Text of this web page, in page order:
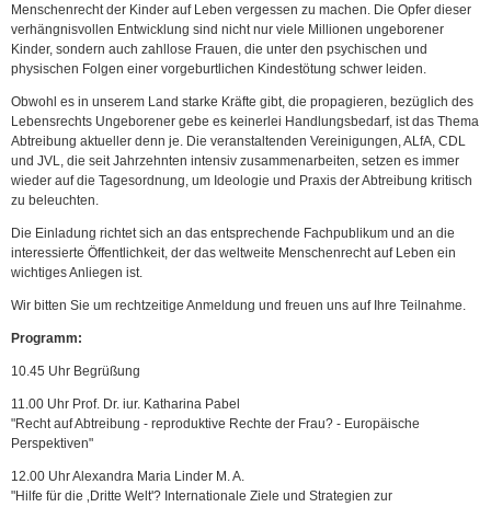
Menschenrecht der Kinder auf Leben vergessen zu machen. Die Opfer dieser
verhängnisvollen Entwicklung sind nicht nur viele Millionen ungeborener
Kinder, sondern auch zahllose Frauen, die unter den psychischen und
physischen Folgen einer vorgeburtlichen Kindestötung schwer leiden.
Obwohl es in unserem Land starke Kräfte gibt, die propagieren, bezüglich des
Lebensrechts Ungeborener gebe es keinerlei Handlungsbedarf, ist das Thema
Abtreibung aktueller denn je. Die veranstaltenden Vereinigungen, ALfA, CDL
und JVL, die seit Jahrzehnten intensiv zusammenarbeiten, setzen es immer
wieder auf die Tagesordnung, um Ideologie und Praxis der Abtreibung kritisch
zu beleuchten.
Die Einladung richtet sich an das entsprechende Fachpublikum und an die
interessierte Öffentlichkeit, der das weltweite Menschenrecht auf Leben ein
wichtiges Anliegen ist.
Wir bitten Sie um rechtzeitige Anmeldung und freuen uns auf Ihre Teilnahme.
Programm:
10.45 Uhr Begrüßung
11.00 Uhr Prof. Dr. iur. Katharina Pabel
"Recht auf Abtreibung - reproduktive Rechte der Frau? - Europäische
Perspektiven"
12.00 Uhr Alexandra Maria Linder M. A.
"Hilfe für die ‚Dritte Welt'? Internationale Ziele und Strategien zur